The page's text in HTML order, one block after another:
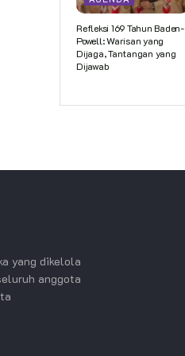
Refleksi 169 Tahun Baden-
Powell: Warisan yang
Dijaga, Tantangan yang
Dijawab
yang dikelola
anggota